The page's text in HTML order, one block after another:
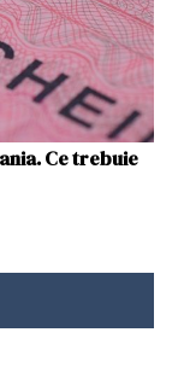
Ce trebuie